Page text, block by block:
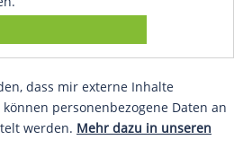
dass mir externe Inhalte
personenbezogene Daten an
werden. Mehr dazu in unseren